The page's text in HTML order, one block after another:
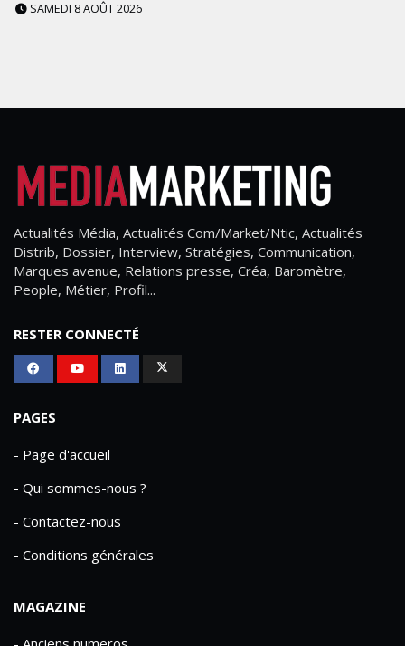
SAMEDI 8 AOÛT 2026
Actualités Média, Actualités Com/Market/Ntic, Actualités
Distrib, Dossier, Interview, Stratégies, Communication,
Marques avenue, Relations presse, Créa, Baromètre,
People, Métier, Profil...
RESTER CONNECTÉ
PAGES
- Page d'accueil
- Qui sommes-nous ?
- Contactez-nous
- Conditions générales
MAGAZINE